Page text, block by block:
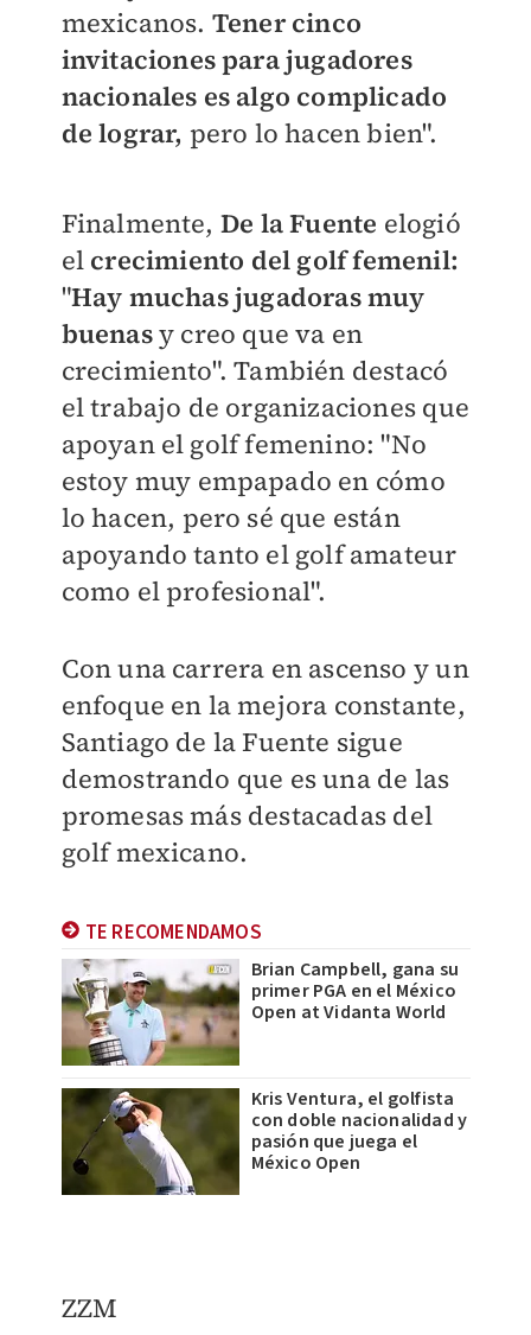
mexicanos. Tener cinco
invitaciones para jugadores
nacionales es algo complicado
de lograr, pero lo hacen bien".
Finalmente, De la Fuente elogió
el crecimiento del golf femenil:
"Hay muchas jugadoras muy
buenasy creo que va en
crecimiento". También destacó
el trabajo de organizaciones que
apoyan el golf femenino: "No
estoy muy empapado en cómo
lo hacen, pero sé que están
apoyando tanto el golf amateur
como el profesional".
Con una carrera en ascenso y un
enfoque en la mejora constante,
Santiago de la Fuente sigue
demostrando que es una de las
promesas más destacadas del
golf mexicano.
TE RECOMENDAMOS
Brian Campbell, gana su
primer PGA en el México
Open at Vidanta World
Kris Ventura, el golfista
con doble nacionalidad y
pasión que juega el
México Open
ZZM